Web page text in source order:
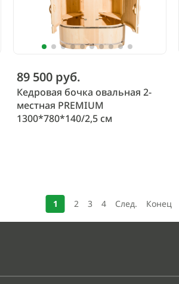
89 500 руб.
Кедровая бочка овальная 2-
местная PREMIUM
1300*780*140/2,5 см
1 2 3 4 След. Конец